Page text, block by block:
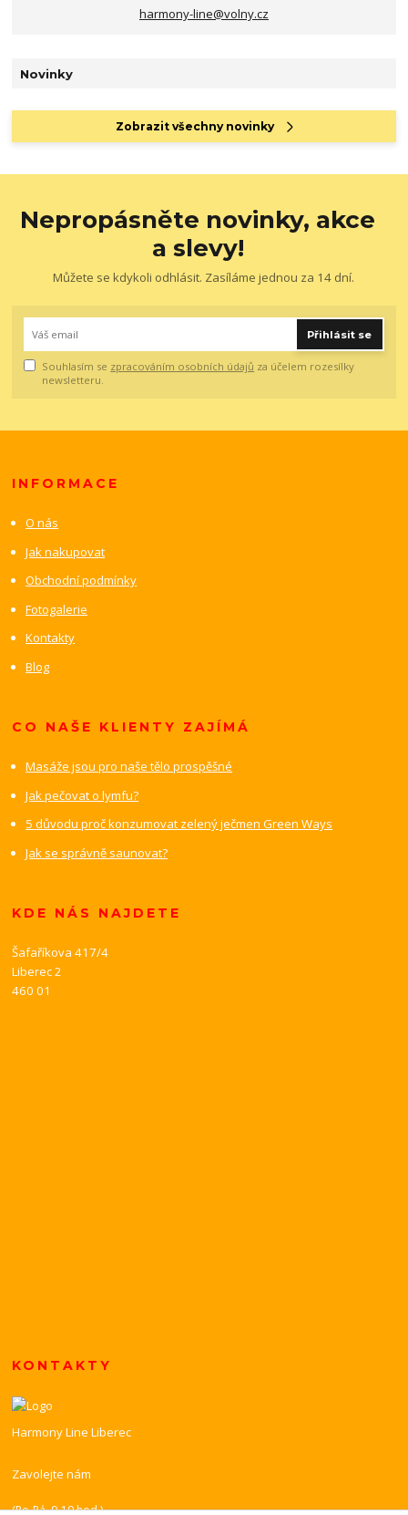
harmony-line@volny.cz
Novinky
Zobrazit všechny novinky
Nepropásněte novinky, akce
a slevy!
Můžete se kdykoli odhlásit. Zasíláme jednou za 14 dní.
Přihlásit se
Souhlasím se zpracováním osobních údajů za účelem rozesílky
newsletteru.
INFORMACE
O nás
Jak nakupovat
Obchodní podmínky
Fotogalerie
Kontakty
Blog
CO NAŠE KLIENTY ZAJÍMÁ
Masáže jsou pro naše tělo prospěšné
Jak pečovat o lymfu?
5 důvodu proč konzumovat zelený ječmen Green Ways
Jak se správně saunovat?
KDE NÁS NAJDETE
Šafaříkova 417/4
Liberec 2
460 01
KONTAKTY
Harmony Line Liberec
Zavolejte nám
(Po-Pá, 9-19 hod.)